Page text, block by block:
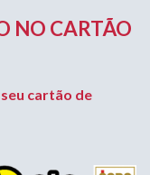
NO CARTÃO
cartão de